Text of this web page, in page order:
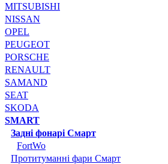
MITSUBISHI
NISSAN
OPEL
PEUGEOT
PORSCHE
RENAULT
SAMAND
SEAT
SKODA
SMART
Задні фонарі Смарт
FortWo
Протитуманні фари Смарт